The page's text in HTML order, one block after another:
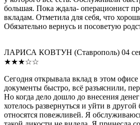
большая. Пока ждала- операционист
вкладам. Отметила для себя, что
Обязательно вернусь и посоветую
ЛАРИСА КОВТУН (Ставрополь) 04
★★★☆☆
Сегодня открывала вклад в этом
документы быстро, всё разъяснили,
Но когда дело дошло до внесения денег
хотелось развернуться и уйти в
относятся повежливей. Я